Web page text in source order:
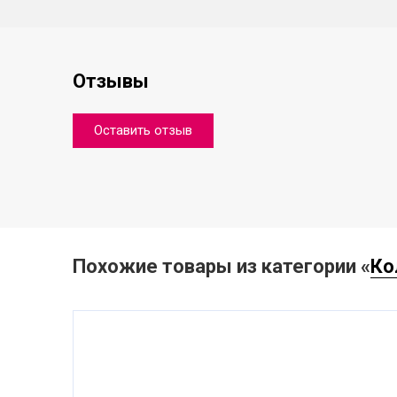
Отзывы
Оставить отзыв
Похожие товары из категории «